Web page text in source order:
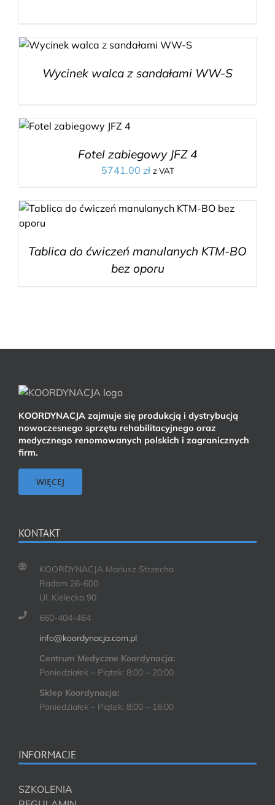
Wycinek walca z sandałami WW-S
Fotel zabiegowy JFZ 4
5741.00 zł z VAT
Tablica do ćwiczeń manulanych KTM-BO
bez oporu
KOORDYNACJA zajmuje się produkcją i dystrybucją
nowoczesnego sprzętu rehabilitacyjnego oraz
medycznego renomowanych polskich i zagranicznych
firm.
WIĘCEJ
KONTAKT
KOORDYNACJA Mariusz Strzecha
Radom 26-600
Ul. Kielecka 90
660-404-464
info@koordynacja.com.pl
Centrum Medyczne Koordynacja:
Poniedziałek – Piątek: 8:00 – 20:00
Sklep Koordynacja:
Poniedziałek – Piątek: 8:00 – 16:00
INFORMACJE
SZKOLENIA